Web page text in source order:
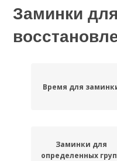
Заминки
Время для
Заминки для
определенных